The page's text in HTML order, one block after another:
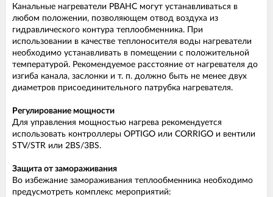
Канальные нагреватели PBAHC могут устанавливаться в
любом положении, позволяющем отвод воздуха из
гидравлического контура теплообменника. При
использовании в качестве теплоносителя воды нагреватели
необходимо устанавливать в помещении с положительной
температурой. Рекомендуемое расстояние от нагревателя до
изгиба канала, заслонки и т. п. должно быть не менее двух
диаметров присоединительного патрубка нагревателя.
Регулирование мощности
Для управления мощностью нагрева рекомендуется
использовать контроллеры OPTIGO или CORRIGO и вентили
STV/STR или 2BS/3BS.
Защита от замораживания
Во избежание замораживания теплообменника необходимо
предусмотреть комплекс мероприятий: